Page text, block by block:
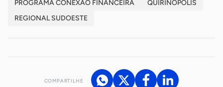
PROGRAMA CONEXÃO FINANCEIRA
QUIRINÓPOLIS
REGIONAL SUDOESTE
COMPARTILHE